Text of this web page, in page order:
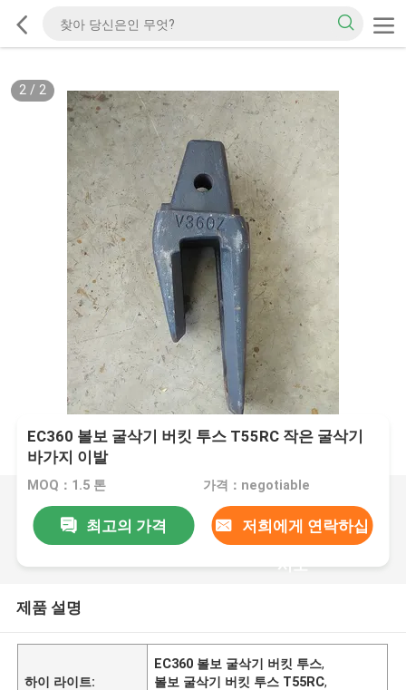
2/ 2
EC360 볼보 굴삭기 버킷 투스 T55RC 작은 굴삭기
바가지 이발
MOQ：1.5 톤 가격：negotiable
최고의 가격 저희에게 연락하십
시오
제품 설명
하이 라이트:
EC360 볼보 굴삭기 버킷 투스,
볼보 굴삭기 버킷 투스 T55RC,